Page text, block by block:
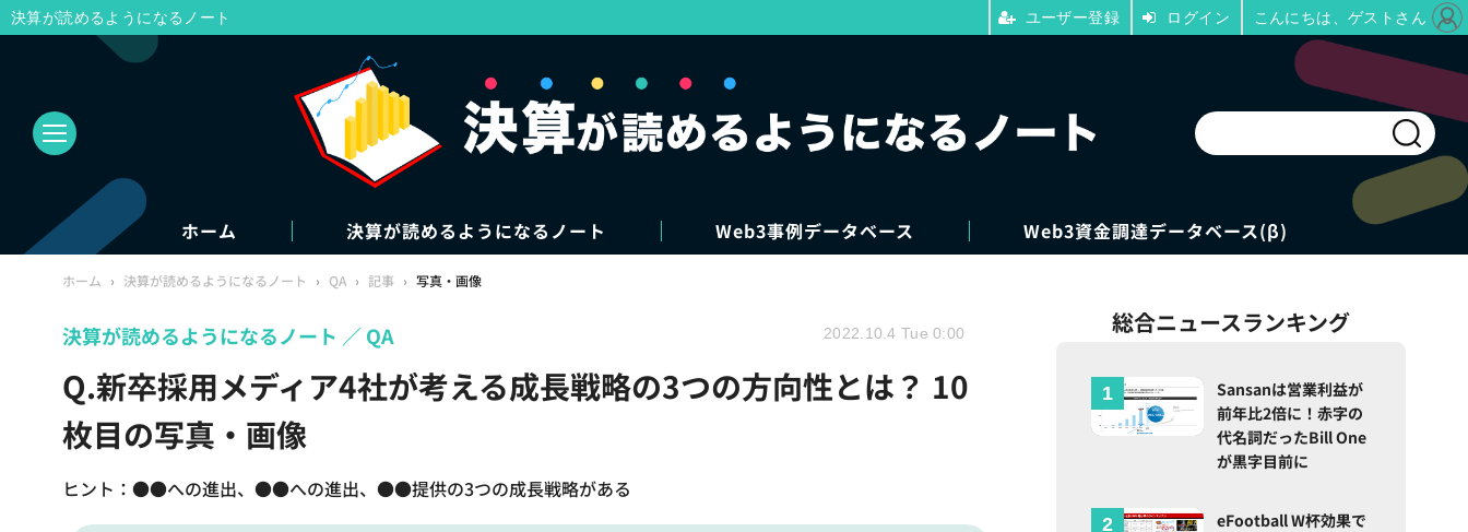
ホーム 決算が読めるようになるノート Web3事例データベース Web3資金調達データベース(β)
ホーム › 決算が読めるようになるノート › QA › 記事 › 写真・画像
Q.新卒採用メディア4社が考える成長戦略の3つの方向性とは？ 10
枚目の写真・画像
ヒント：●●への進出、●●への進出、●●提供の3つの成長戦略がある
決算が読めるようになるノート QA 2022.10.4 Tue 0:00 総合ニュースランキング
Sansanは営業利益が
前年比2倍に！赤字の
代名詞だったBill One
が黒字目前に
eFootball W杯効果で
決算が読めるようになるノート ユーザー登録 ログイン こんにちは、ゲストさん